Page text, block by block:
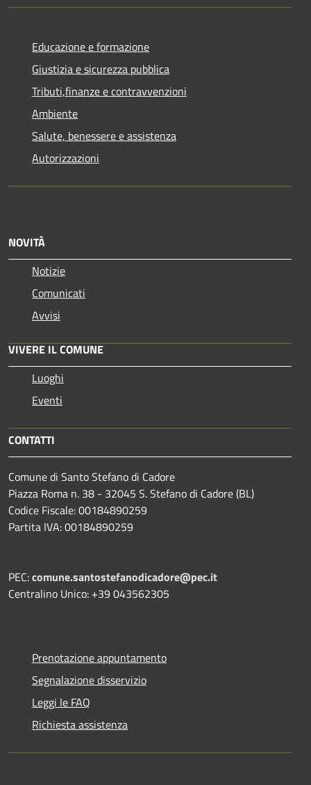
Educazione e formazione
Giustizia e sicurezza pubblica
Tributi,finanze e contravvenzioni
Ambiente
Salute, benessere e assistenza
Autorizzazioni
NOVITÀ
Notizie
Comunicati
Avvisi
VIVERE IL COMUNE
Luoghi
Eventi
CONTATTI
Comune di Santo Stefano di Cadore
Piazza Roma n. 38 - 32045 S. Stefano di Cadore (BL)
Codice Fiscale: 00184890259
Partita IVA: 00184890259
PEC:comune.santostefanodicadore@pec.it
Centralino Unico: +39 043562305
Prenotazione appuntamento
Segnalazione disservizio
Leggi le FAQ
Richiesta assistenza